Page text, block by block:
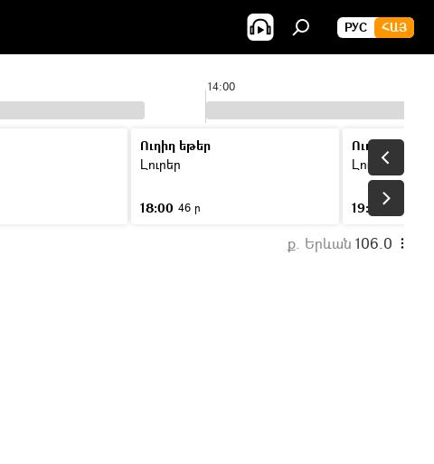
РУС ՀԱՅ
14:00
Ուղիղ եթեր
Լուրեր
18:00 46 ր
Ուղիղ եթեր
Լուրեր
19:00
ք. Երևան 106.0